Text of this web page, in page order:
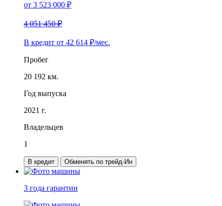
от 3 523 000 ₽
4 051 450 ₽
В кредит от 42 614 ₽/мес.
Пробег
20 192 км.
Год выпуска
2021 г.
Владельцев
1
В кредит Обменять по трейд-Ин
3 года гарантии